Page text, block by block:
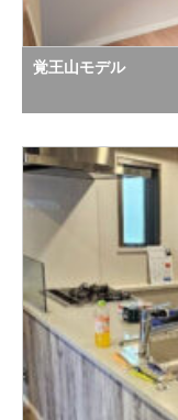
覚王山モデル